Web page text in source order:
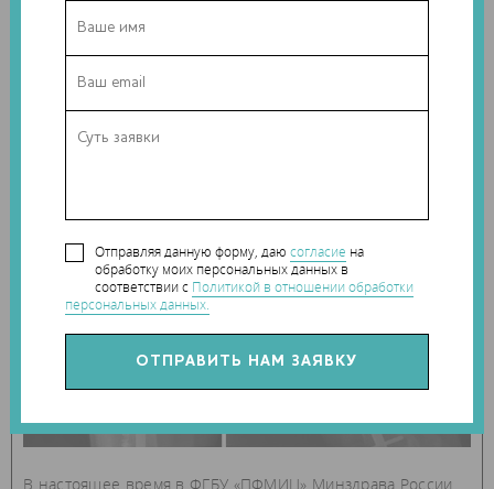
Отправляя данную форму, даюсогласие на
обработку моих персональных данных в
соответствии с Политикой в отношении обработки
персональных данных.
изменилась, бедренная кость срослась. У пациента
отсутствуют жалобы, он ходит без дополнительной опоры,
занимается спортом (бег, катания на лыжах, игра в футбол)
и ведет активный образ жизни.
В настоящее время в ФГБУ «ПФМИЦ» Минздрава России